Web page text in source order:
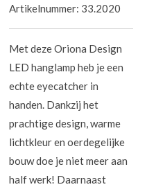
Artikelnummer: 33.2020
Met deze Oriona Design
LED hanglamp heb je een
echte eyecatcher in
handen. Dankzij het
prachtige design, warme
lichtkleur en oerdegelijke
bouw doe je niet meer aan
half werk! Daarnaast